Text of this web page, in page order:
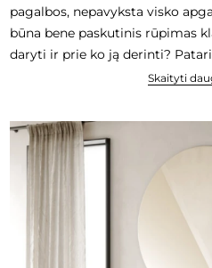
pagalbos, nepavyksta visko
būna bene paskutinis rūpimas
daryti ir prie ko ją derinti?
Skaityti